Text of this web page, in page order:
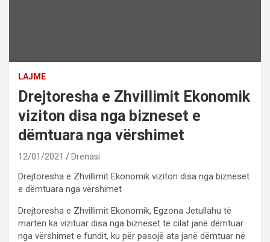
LAJME
Drejtoresha e Zhvillimit Ekonomik
viziton disa nga bizneset e
dëmtuara nga vërshimet
12/01/2021 Drenasi
Drejtoresha e Zhvillimit Ekonomik viziton disa nga bizneset
e dëmtuara nga vërshimet
Drejtoresha e Zhvillimit Ekonomik, Egzona Jetullahu të
martën ka vizituar disa nga bizneset të cilat janë dëmtuar
nga vërshimet e fundit, ku për pasojë ata janë dëmtuar në